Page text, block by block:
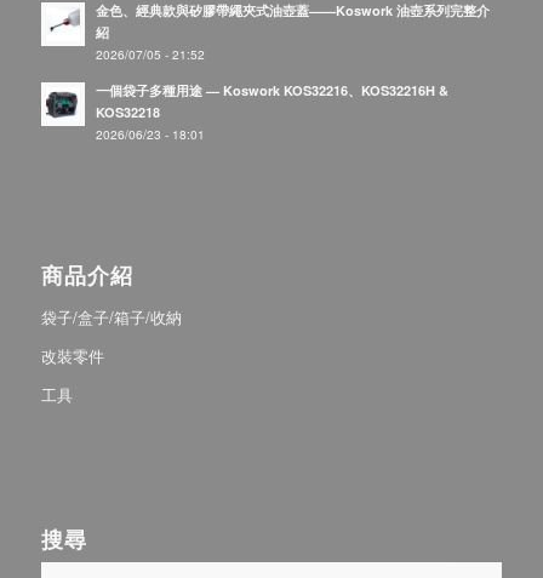
金色、經典款與矽膠帶繩夾式油壺蓋——Koswork 油壺系列完整介
紹
2026/07/05 - 21:52
一個袋子多種用途 — Koswork KOS32216、KOS32216H &
KOS32218
2026/06/23 - 18:01
商品介紹
袋子/盒子/箱子/收納
改裝零件
工具
搜尋